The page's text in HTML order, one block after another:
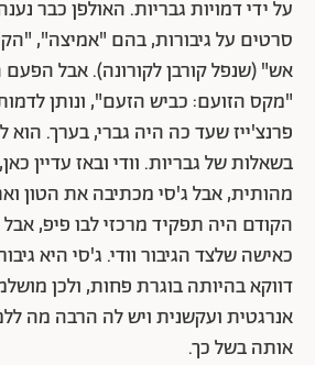
על ידי דמויות גבריות. האולפן כבר
סרטים על גיבורות, בהם "אמיצה",
אש" (שנפל קורבן לקורונה). אבל
"מקס הזועם: כביש הזעם", ונותן
פרנצ'ייז שעד כה היה גברי, בערך.
בשאלות של גבריות. וודי ובאז עדיין
מהותית, אבל ג'סי מכתיבה את הטון
הקודם היה תפקיד מרכזי לבו פיפ, אבל
כאישה שלצד הגיבור וודי. ג'סי היא
דווקא בהיותה בוגרת פחות, ולכן
אנרגטית ועקשנית ויש לה הרבה מה
אותה בשל כך.